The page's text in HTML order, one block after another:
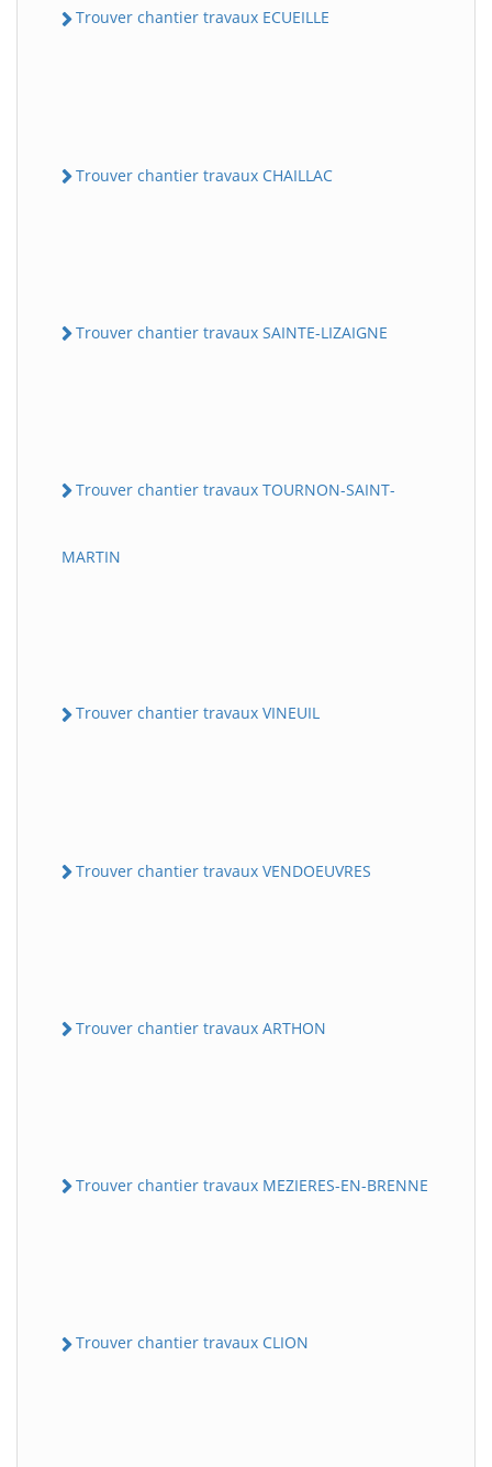
Trouver chantier travaux ECUEILLE
Trouver chantier travaux CHAILLAC
Trouver chantier travaux SAINTE-LIZAIGNE
Trouver chantier travaux TOURNON-SAINT-
MARTIN
Trouver chantier travaux VINEUIL
Trouver chantier travaux VENDOEUVRES
Trouver chantier travaux ARTHON
Trouver chantier travaux MEZIERES-EN-BRENNE
Trouver chantier travaux CLION